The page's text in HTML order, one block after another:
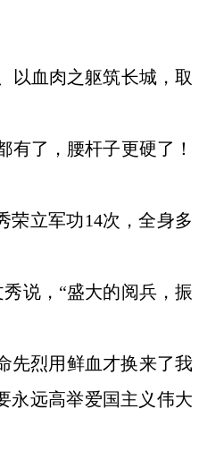
以血肉之躯筑长城，取
了，腰杆子更硬了！
荣立军功14次，全身多
说，“盛大的阅兵，振
先烈用鲜血才换来了我
永远高举爱国主义伟大